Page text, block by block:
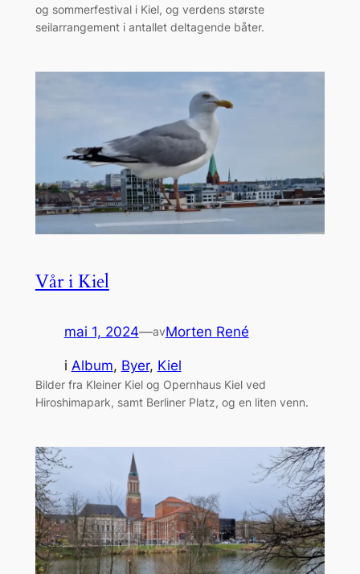
og sommerfestival i Kiel, og verdens største
seilarrangement i antallet deltagende båter.
Vår i Kiel
mai 1, 2024—avMorten René
i Album, Byer, Kiel
Bilder fra Kleiner Kiel og Opernhaus ⁩⁦Kiel ved
Hiroshimapark, samt Berliner Platz, og en liten venn.